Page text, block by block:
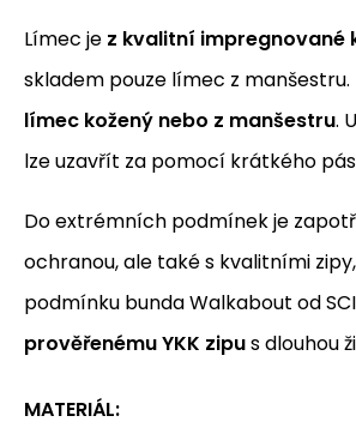
Límec je z kvalitní impregnované
skladem pouze límec z manšestru.
límec kožený nebo z manšestru.
lze uzavřít za pomocí krátkého
Do extrémních podmínek je
ochranou, ale také s kvalitními
podmínku bunda Walkabout od
prověřenému YKK zipus dlouhou
MATERIÁL: